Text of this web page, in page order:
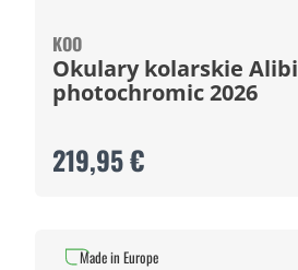
KOO
Okulary kolarskie Alibi
photochromic 2026
219,95 €
Made in Europe